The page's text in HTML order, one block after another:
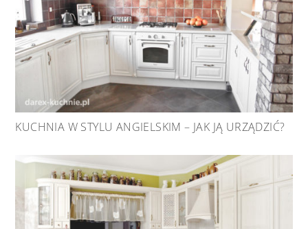
KUCHNIA W STYLU ANGIELSKIM – JAK JĄ URZĄDZIĆ?